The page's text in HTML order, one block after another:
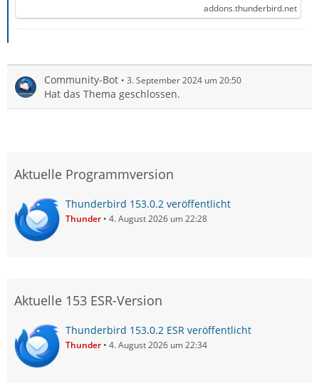
addons.thunderbird.net
Community-Bot 3. September 2024 um 20:50
Hat das Thema geschlossen.
Aktuelle Programmversion
Thunderbird 153.0.2 veröffentlicht
Thunder 4. August 2026 um 22:28
Aktuelle 153 ESR-Version
Thunderbird 153.0.2 ESR veröffentlicht
Thunder 4. August 2026 um 22:34